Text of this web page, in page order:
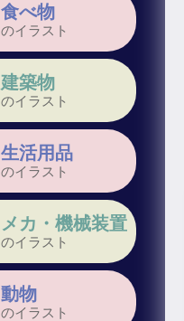
食べ物
のイラスト
建築物
のイラスト
生活用品
のイラスト
メカ・機械装置
のイラスト
動物
のイラスト